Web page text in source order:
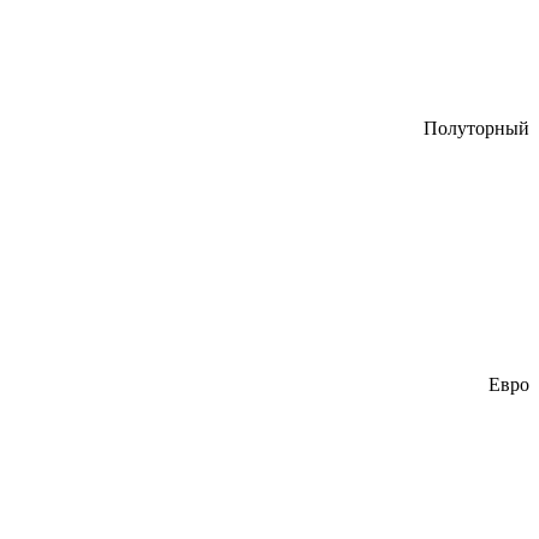
Полуторный
Евро